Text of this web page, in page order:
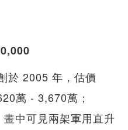
於 2005 年，估價
萬 - 3,670萬；
中可見兩架軍用直升